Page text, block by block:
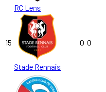
RC Lens
15
Stade Rennais
0 0